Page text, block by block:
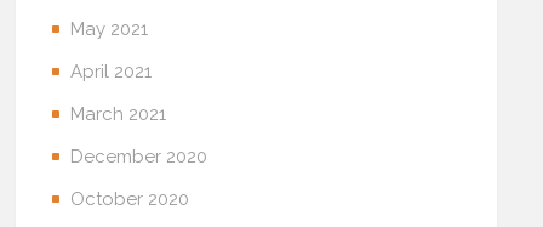
May 2021
April 2021
March 2021
December 2020
October 2020